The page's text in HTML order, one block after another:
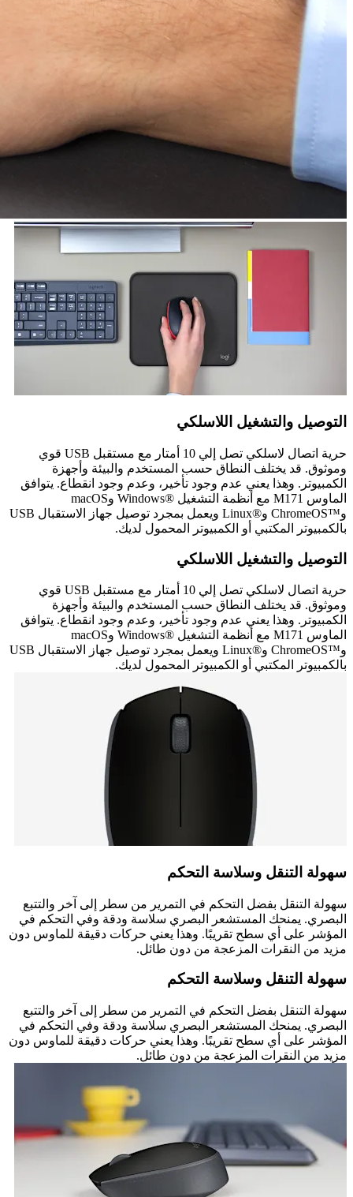
التوصيل والتشغيل اللاسلكي
حرية اتصال لاسلكي تصل إلي 10 أمتار مع مستقبل USB قوي
وموثوق. قد يختلف النطاق حسب المستخدم والبيئة وأجهزة
الكمبيوتر. وهذا يعني عدم وجود تأخير، وعدم وجود انقطاع. يتوافق
الماوس M171 مع أنظمة التشغيل Windows®‎ وmacOS
وChromeOS™‎ وLinux®‎ ويعمل بمجرد توصيل جهاز الاستقبال USB
بالكمبيوتر المكتبي أو الكمبيوتر المحمول لديك.
التوصيل والتشغيل اللاسلكي
حرية اتصال لاسلكي تصل إلي 10 أمتار مع مستقبل USB قوي
وموثوق. قد يختلف النطاق حسب المستخدم والبيئة وأجهزة
الكمبيوتر. وهذا يعني عدم وجود تأخير، وعدم وجود انقطاع. يتوافق
الماوس M171 مع أنظمة التشغيل Windows®‎ وmacOS
وChromeOS™‎ وLinux®‎ ويعمل بمجرد توصيل جهاز الاستقبال USB
بالكمبيوتر المكتبي أو الكمبيوتر المحمول لديك.
سهولة التنقل وسلاسة التحكم
سهولة التنقل بفضل التحكم في التمرير من سطر إلى آخر والتتبع
البصري. يمنحك المستشعر البصري سلاسة ودقة وفي التحكم في
المؤشر على أي سطح تقريبًا. وهذا يعني حركات دقيقة للماوس دون
مزيد من النقرات المزعجة من دون طائل.
سهولة التنقل وسلاسة التحكم
سهولة التنقل بفضل التحكم في التمرير من سطر إلى آخر والتتبع
البصري. يمنحك المستشعر البصري سلاسة ودقة وفي التحكم في
المؤشر على أي سطح تقريبًا. وهذا يعني حركات دقيقة للماوس دون
مزيد من النقرات المزعجة من دون طائل.